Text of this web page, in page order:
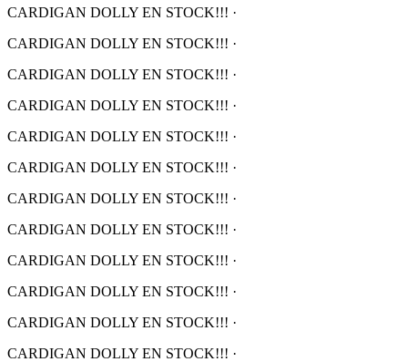
CARDIGAN DOLLY EN STOCK!!! ·
CARDIGAN DOLLY EN STOCK!!! ·
CARDIGAN DOLLY EN STOCK!!! ·
CARDIGAN DOLLY EN STOCK!!! ·
CARDIGAN DOLLY EN STOCK!!! ·
CARDIGAN DOLLY EN STOCK!!! ·
CARDIGAN DOLLY EN STOCK!!! ·
CARDIGAN DOLLY EN STOCK!!! ·
CARDIGAN DOLLY EN STOCK!!! ·
CARDIGAN DOLLY EN STOCK!!! ·
CARDIGAN DOLLY EN STOCK!!! ·
CARDIGAN DOLLY EN STOCK!!! ·